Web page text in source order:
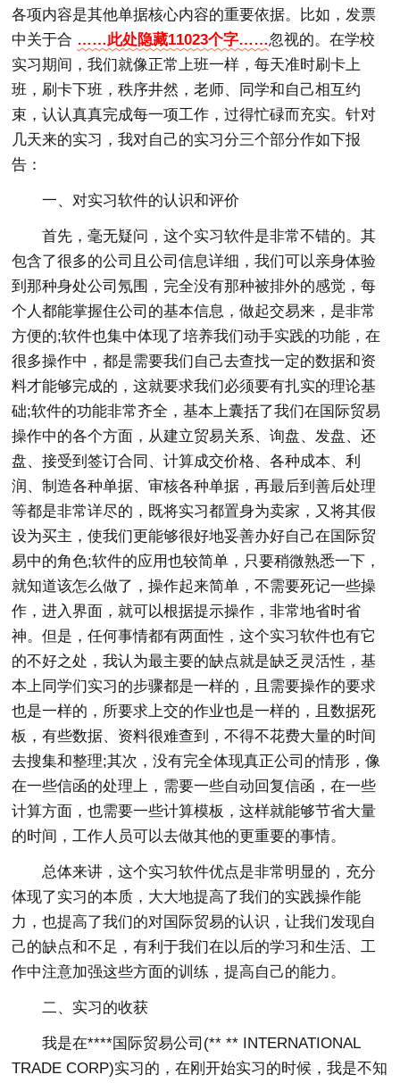
各项内容是其他单据核心内容的重要依据。比如，发票
中关于合 ……此处隐藏11023个字……忽视的。在学校
实习期间，我们就像正常上班一样，每天准时刷卡上
班，刷卡下班，秩序井然，老师、同学和自己相互约
束，认认真真完成每一项工作，过得忙碌而充实。针对
几天来的实习，我对自己的实习分三个部分作如下报
告：
一、对实习软件的认识和评价
首先，毫无疑问，这个实习软件是非常不错的。其
包含了很多的公司且公司信息详细，我们可以亲身体验
到那种身处公司氖围，完全没有那种被排外的感觉，每
个人都能掌握住公司的基本信息，做起交易来，是非常
方便的;软件也集中体现了培养我们动手实践的功能，在
很多操作中，都是需要我们自己去查找一定的数据和资
料才能够完成的，这就要求我们必须要有扎实的理论基
础;软件的功能非常齐全，基本上囊括了我们在国际贸易
操作中的各个方面，从建立贸易关系、询盘、发盘、还
盘、接受到签订合同、计算成交价格、各种成本、利
润、制造各种单据、审核各种单据，再最后到善后处理
等都是非常详尽的，既将实习都置身为卖家，又将其假
设为买主，使我们更能够很好地妥善办好自己在国际贸
易中的角色;软件的应用也较简单，只要稍微熟悉一下，
就知道该怎么做了，操作起来简单，不需要死记一些操
作，进入界面，就可以根据提示操作，非常地省时省
神。但是，任何事情都有两面性，这个实习软件也有它
的不好之处，我认为最主要的缺点就是缺乏灵活性，基
本上同学们实习的步骤都是一样的，且需要操作的要求
也是一样的，所要求上交的作业也是一样的，且数据死
板，有些数据、资料很难查到，不得不花费大量的时间
去搜集和整理;其次，没有完全体现真正公司的情形，像
在一些信函的处理上，需要一些自动回复信函，在一些
计算方面，也需要一些计算模板，这样就能够节省大量
的时间，工作人员可以去做其他的更重要的事情。
总体来讲，这个实习软件优点是非常明显的，充分
体现了实习的本质，大大地提高了我们的实践操作能
力，也提高了我们的对国际贸易的认识，让我们发现自
己的缺点和不足，有利于我们在以后的学习和生活、工
作中注意加强这些方面的训练，提高自己的能力。
二、实习的收获
我是在****国际贸易公司(** ** INTERNATIONAL
TRADE CORP)实习的，在刚开始实习的时候，我是不知